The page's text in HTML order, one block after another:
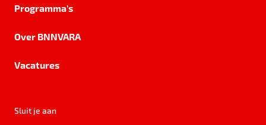
Programma's
Over BNNVARA
Vacatures
Sluit je aan